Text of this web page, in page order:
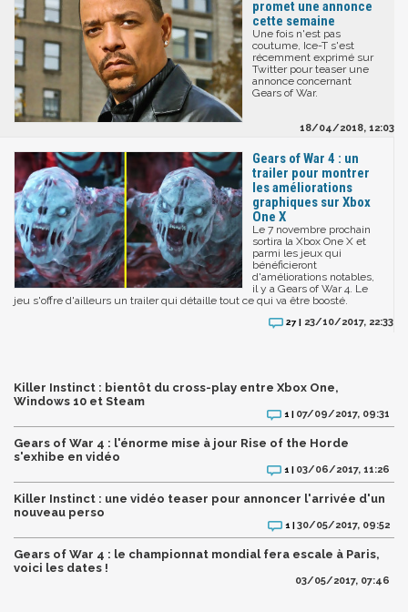
promet une annonce
cette semaine
Une fois n'est pas
coutume, Ice-T s'est
récemment exprimé sur
Twitter pour teaser une
annonce concernant
Gears of War.
18/04/2018, 12:03
Gears of War 4 : un
trailer pour montrer
les améliorations
graphiques sur Xbox
One X
Le 7 novembre prochain
sortira la Xbox One X et
parmi les jeux qui
bénéficieront
d'améliorations notables,
il y a Gears of War 4. Le
jeu s'offre d'ailleurs un trailer qui détaille tout ce qui va être boosté.
27 | 23/10/2017, 22:33
Killer Instinct : bientôt du cross-play entre Xbox One,
Windows 10 et Steam
1 | 07/09/2017, 09:31
Gears of War 4 : l'énorme mise à jour Rise of the Horde
s'exhibe en vidéo
1 | 03/06/2017, 11:26
Killer Instinct : une vidéo teaser pour annoncer l'arrivée d'un
nouveau perso
1 |30/05/2017, 09:52
Gears of War 4 : le championnat mondial fera escale à Paris,
voici les dates !
03/05/2017, 07:46